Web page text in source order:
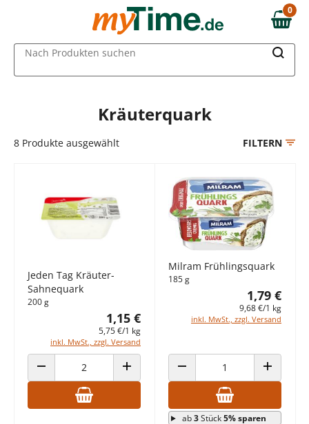
Zum Hauptinhalt springen
Zur Navigation springen
Zur Suche springen
0,00 €
0
Nach Produkten suchen
Kräuterquark
8 Produkte ausgewählt FILTERN
Jeden Tag Kräuter-
Sahnequark
200 g
1,15 €
5,75 €/1 kg
inkl. MwSt., zzgl. Versand
ANZAHL VERRINGERN ANZAHL ERHÖHEN
Milram Frühlingsquark
185 g
1,79 €
9,68 €/1 kg
inkl. MwSt., zzgl. Versand
ANZAHL VERRINGERN ANZAHL
ab3Stück5% sparen